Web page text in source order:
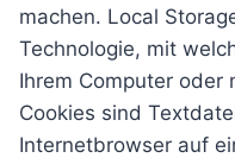
machen. Local
Technologie, mit
Ihrem Computer oder
Cookies sind
Internetbrowser auf